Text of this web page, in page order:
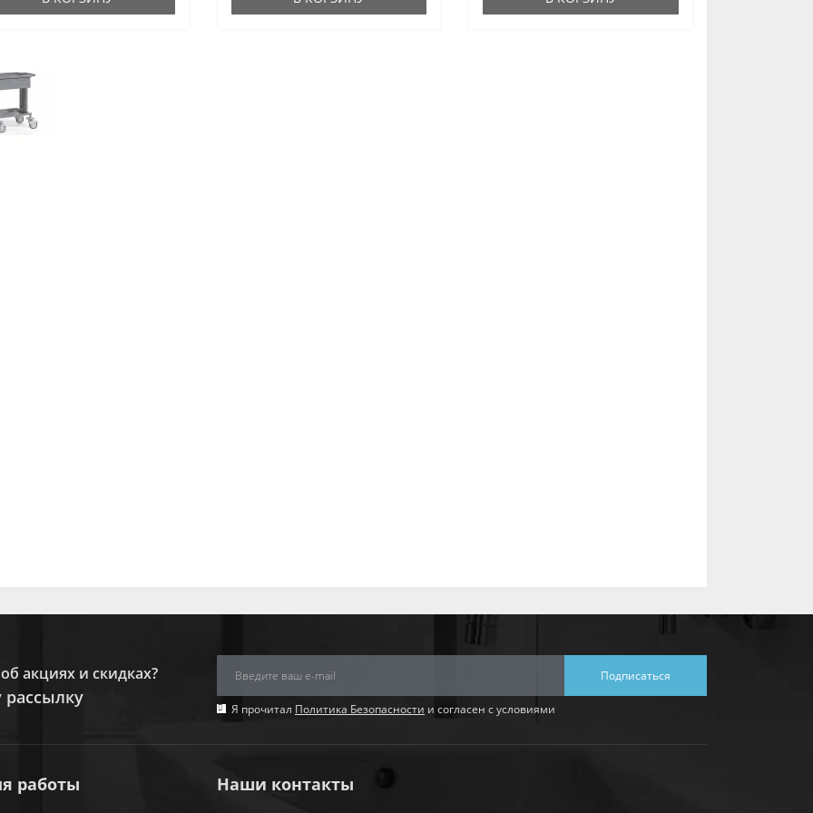
акциях и скидках? Подписаться
Я прочитал Политика Безопасности и согласен с условиями
работы Наши контакты